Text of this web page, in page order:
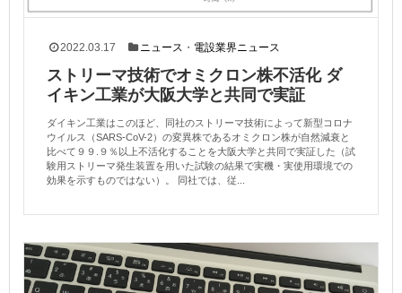
2022.03.17 ニュース ・ 電設業界ニュース
ストリーマ技術でオミクロン株不活化 ダ
イキン工業が大阪大学と共同で実証
ダイキン工業はこのほど、同社のストリーマ技術によって新型コロナ
ウイルス（SARS-CoV-2）の変異株であるオミクロン株が自然減衰と
比べて９９.９％以上不活化することを大阪大学と共同で実証した（試
験用ストリーマ発生装置を用いた試験の結果で実機・実使用環境での
効果を示すものではない）。 同社では、従...